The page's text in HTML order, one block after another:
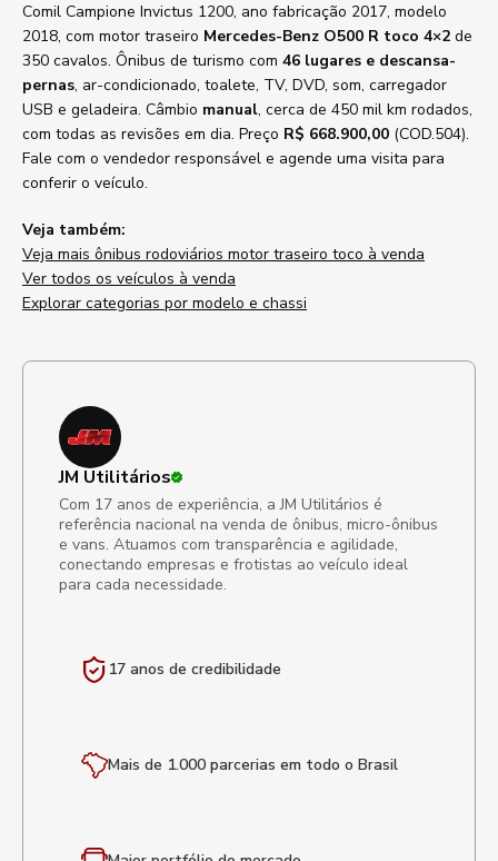
Comil Campione Invictus 1200, ano fabricação 2017, modelo
2018, com motor traseiro Mercedes-Benz O500 R toco 4×2 de
350 cavalos. Ônibus de turismo com 46 lugares e descansa-
pernas, ar-condicionado, toalete, TV, DVD, som, carregador
USB e geladeira. Câmbio manual, cerca de 450 mil km rodados,
com todas as revisões em dia. Preço R$ 668.900,00 (COD.504).
Fale com o vendedor responsável e agende uma visita para
conferir o veículo.
Veja também:
Veja mais ônibus rodoviários motor traseiro toco à venda
Ver todos os veículos à venda
Explorar categorias por modelo e chassi
JM Utilitários
Com 17 anos de experiência, a JM Utilitários é
referência nacional na venda de ônibus, micro-ônibus
e vans. Atuamos com transparência e agilidade,
conectando empresas e frotistas ao veículo ideal
para cada necessidade.
17 anos de credibilidade
Mais de 1.000 parcerias em todo o Brasil